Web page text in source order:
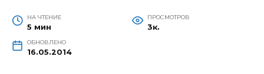
НА ЧТЕНИЕ
5 мин
ПРОСМОТРОВ
3к.
ОБНОВЛЕНО
16.05.2014